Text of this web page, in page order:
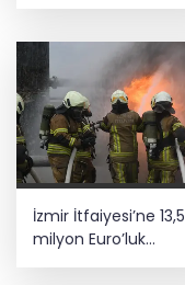
İzmir İtfaiyesi’ne 13,5
milyon Euro’luk